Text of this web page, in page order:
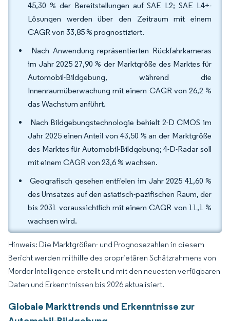
45,30 % der Bereitstellungen auf SAE L2; SAE L4+-
Lösungen werden über den Zeitraum mit einem
CAGR von 33,85 % prognostiziert.
Nach Anwendung repräsentierten Rückfahrkameras
im Jahr 2025 27,90 % der Marktgröße des Marktes für
Automobil-Bildgebung, während die
Innenraumüberwachung mit einem CAGR von 26,2 %
das Wachstum anführt.
Nach Bildgebungstechnologie behielt 2-D CMOS im
Jahr 2025 einen Anteil von 43,50 % an der Marktgröße
des Marktes für Automobil-Bildgebung; 4-D-Radar soll
mit einem CAGR von 23,6 % wachsen.
Geografisch gesehen entfielen im Jahr 2025 41,60 %
des Umsatzes auf den asiatisch-pazifischen Raum, der
bis 2031 voraussichtlich mit einem CAGR von 11,1 %
wachsen wird.
Hinweis: Die Marktgrößen- und Prognosezahlen in diesem
Bericht werden mithilfe des proprietären Schätzrahmens von
Mordor Intelligence erstellt und mit den neuesten verfügbaren
Daten und Erkenntnissen bis 2026 aktualisiert.
Globale Markttrends und Erkenntnisse zur